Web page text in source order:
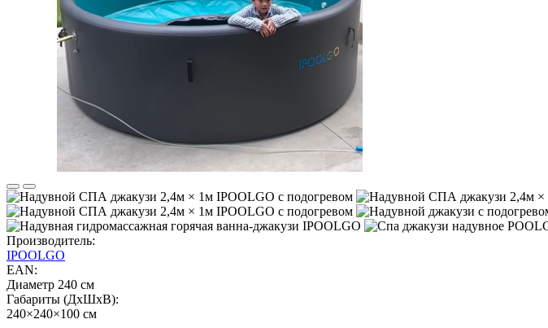
Производитель:
IPOOLGO
EAN:
Диаметр 240 см
Габариты (ДхШхВ):
240×240×100 см